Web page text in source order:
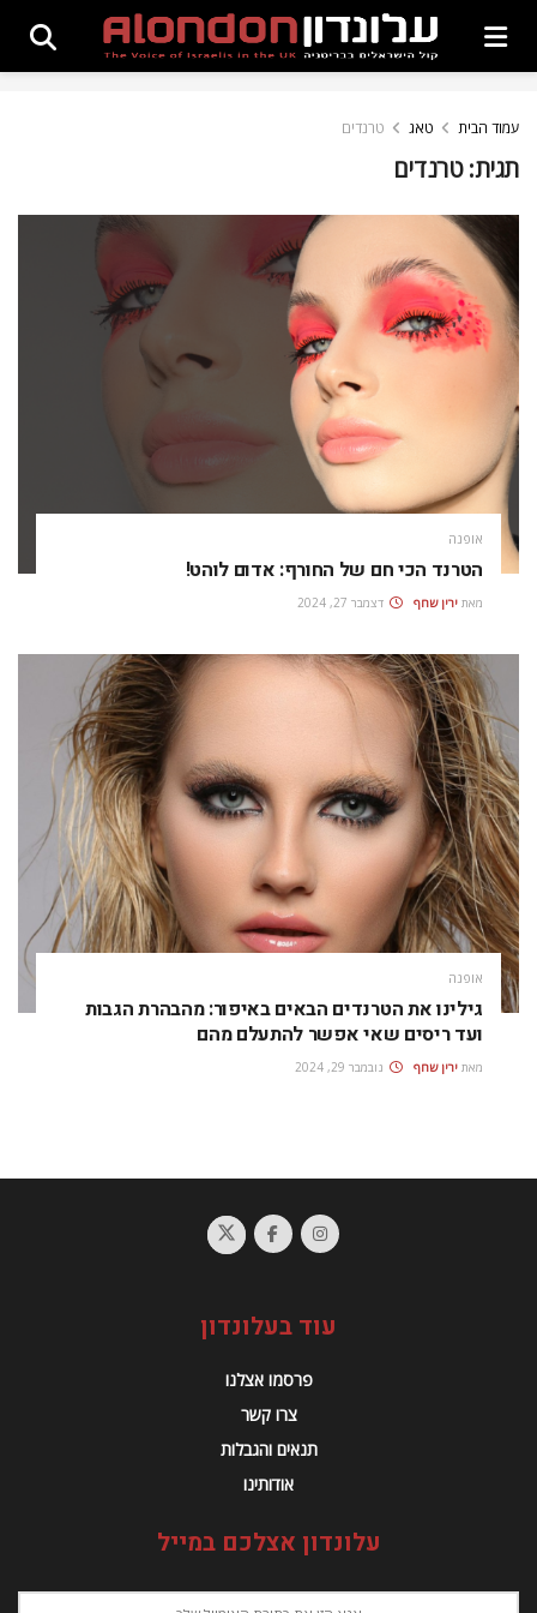
עמוד הבית טאג טרנדים
תגית:טרנדים
אופנה
הטרנד הכי חם של החורף: אדום לוהט!
מאת ירין שחף דצמבר 27, 2024
אופנה
גילינו את הטרנדים הבאים באיפור: מהבהרת הגבות
ועד ריסים שאי אפשר להתעלם מהם
מאת ירין שחף נובמבר 29, 2024
עוד בעלונדון
פרסמו אצלנו
צרו קשר
תנאים והגבלות
אודותינו
עלונדון אצלכם במייל